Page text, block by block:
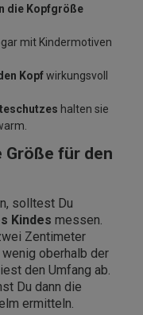
die Kopfgröße
mit Kindermotiven
Kopfwirkungsvoll
halten sie
Größe für den
solltest Du
Kindes messen.
Zentimeter
oberhalb der
den Umfang ab.
Du dann die
ermitteln.